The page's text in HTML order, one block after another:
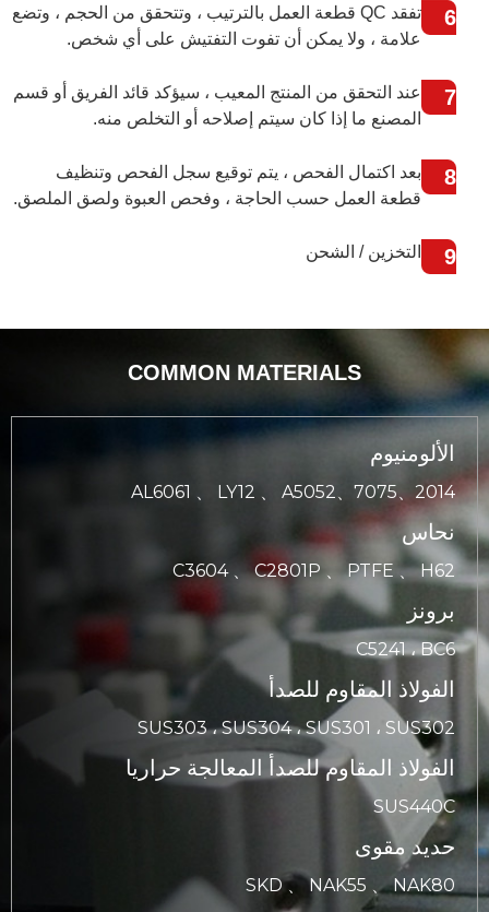
6
تفقد QC قطعة العمل بالترتيب ، وتتحقق من الحجم ، وتضع
علامة ، ولا يمكن أن تفوت التفتيش على أي شخص.
7
عند التحقق من المنتج المعيب ، سيؤكد قائد الفريق أو قسم
المصنع ما إذا كان سيتم إصلاحه أو التخلص منه.
8
بعد اكتمال الفحص ، يتم توقيع سجل الفحص وتنظيف
قطعة العمل حسب الحاجة ، وفحص العبوة ولصق الملصق.
9 التخزين / الشحن
COMMON MATERIALS
الألومنيوم
AL6061 、 LY12 、 A5052、7075、2014
نحاس
C3604 、 C2801P 、 PTFE 、 H62
برونز
C5241 ، BC6
الفولاذ المقاوم للصدأ
SUS303 ، SUS304 ، SUS301 ، SUS302
الفولاذ المقاوم للصدأ المعالجة حراريا
SUS440C
حديد مقوى
SKD 、 NAK55 、 NAK80